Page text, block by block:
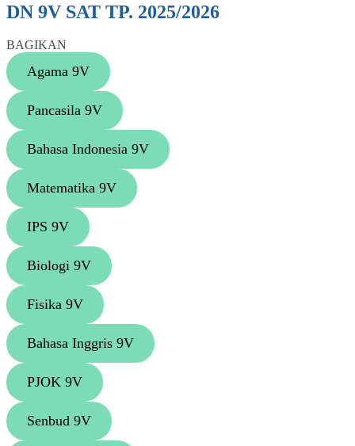
DN 9V SAT TP. 2025/2026
BAGIKAN
Agama 9V
Pancasila 9V
Bahasa Indonesia 9V
Matematika 9V
IPS 9V
Biologi 9V
Fisika 9V
Bahasa Inggris 9V
PJOK 9V
Senbud 9V